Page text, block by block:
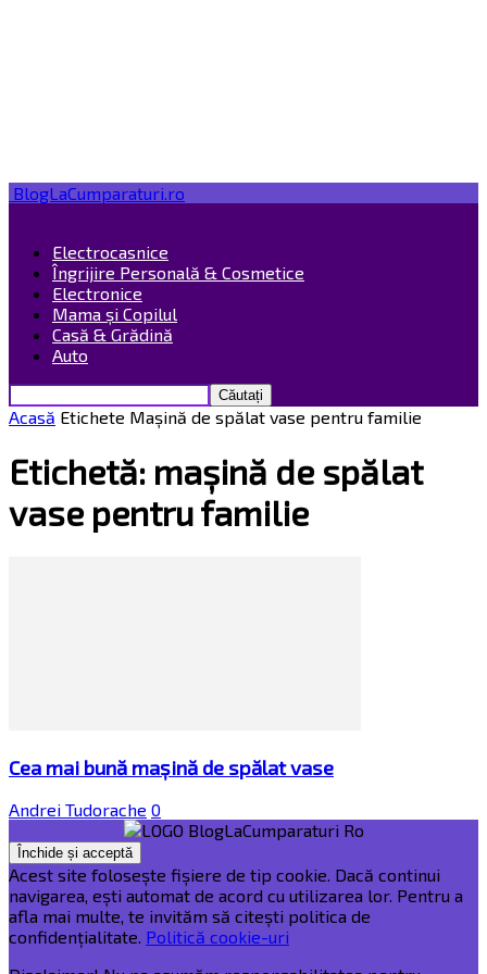
BlogLaCumparaturi.ro
Electrocasnice
Îngrijire Personală & Cosmetice
Electronice
Mama și Copilul
Casă & Grădină
Auto
Acasă Etichete Mașină de spălat vase pentru familie
Etichetă: mașină de spălat
vase pentru familie
Cea mai bună mașină de spălat vase
Andrei Tudorache 0
Acest site folosește fișiere de tip cookie. Dacă continui
navigarea, ești automat de acord cu utilizarea lor. Pentru a
afla mai multe, te invităm să citești politica de
confidențialitate. Politică cookie-uri